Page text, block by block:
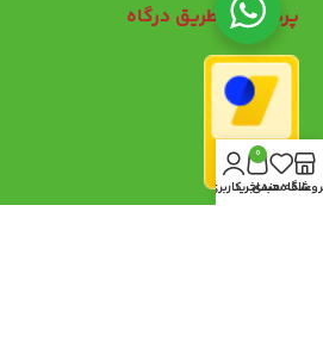
پرداخت از طریق درگاه
علاقه مندی
0
سبد خرید
حساب کاربری من